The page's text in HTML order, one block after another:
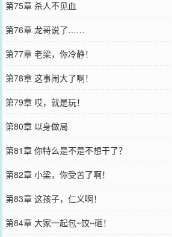
第75章 杀人不见血
第76章 龙哥说了……
第77章 老梁，你冷静！
第78章 这事闹大了啊！
第79章 哎，就是玩！
第80章 以身做局
第81章 你特么是不是不想干了？
第82章 小梁，你受苦了啊！
第83章 这孩子，仁义啊！
第84章 大家一起包~饺~砸！